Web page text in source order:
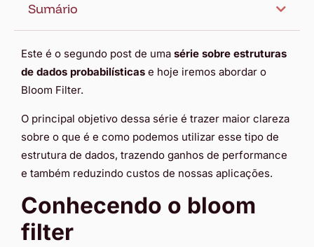
Este é o segundo post de uma série sobre estruturas
de dados probabilísticas e hoje iremos abordar o
Bloom Filter.
O principal objetivo dessa série é trazer maior clareza
sobre o que é e como podemos utilizar esse tipo de
estrutura de dados, trazendo ganhos de performance
e também reduzindo custos de nossas aplicações.
Conhecendo o bloom
filter
Sumário